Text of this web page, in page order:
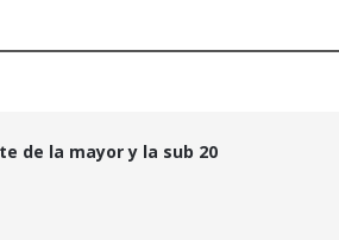
de la mayor y la sub 20